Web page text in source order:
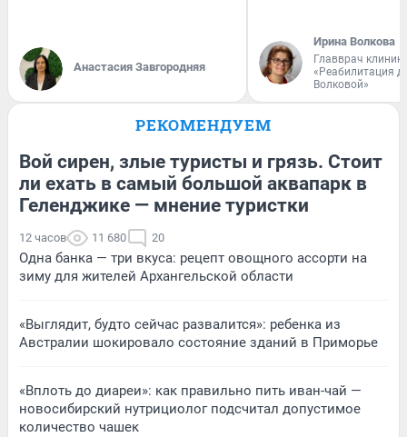
Анастасия Завгородняя
Ирина Волкова
Главврач
«Реабилитация
Волковой»
РЕКОМЕНДУЕМ
Вой сирен, злые туристы и грязь. Стоит
ли ехать в самый большой аквапарк в
Геленджике — мнение туристки
12 часов 11 680 20
Одна банка — три вкуса: рецепт овощного ассорти на
зиму для жителей Архангельской области
«Выглядит, будто сейчас развалится»: ребенка из
Австралии шокировало состояние зданий в Приморье
«Вплоть до диареи»: как правильно пить иван-чай —
новосибирский нутрициолог подсчитал допустимое
количество чашек